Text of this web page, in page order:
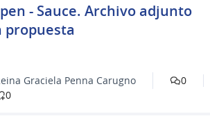
- Sauce. Archivo adjunto
propuesta
Graciela Penna Carugno
0
0